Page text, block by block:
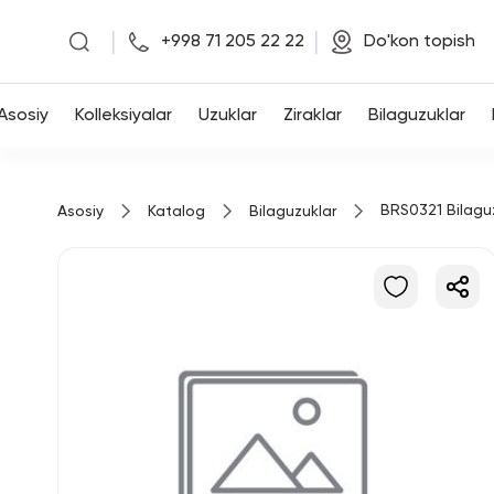
Asosiy
+998 71 205 22 22 Do'kon topish
Kolleksiyalar Uzuklar Ziraklar Bilaguzuklar
Asosiy Katalog Bilaguzuklar BRS0321